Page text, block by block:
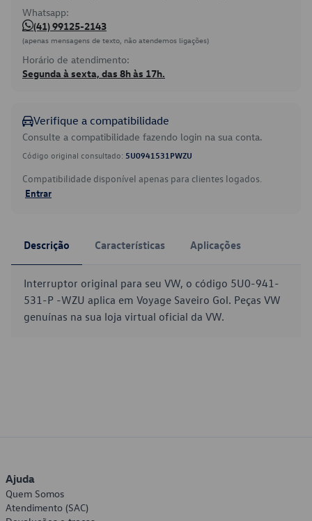
Whatsapp:
(41) 99125-2143
(apenas mensagens de texto, não atendemos ligações)
Horário de atendimento:
Segunda à sexta, das 8h às 17h.
Verifique a compatibilidade
Consulte a compatibilidade fazendo login na sua conta.
Código original consultado: 5U0941531PWZU
Compatibilidade disponível apenas para clientes logados.
Entrar
Descrição Características Aplicações
Interruptor original para seu VW, o código 5U0-941-
531-P -WZU aplica em Voyage Saveiro Gol. Peças VW
genuínas na sua loja virtual oficial da VW.
Ajuda
Quem Somos
Atendimento (SAC)